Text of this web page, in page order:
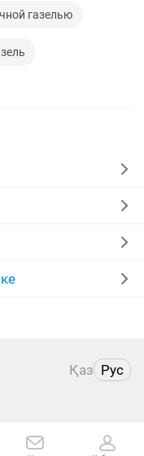
газелью
отдела
Қаз Рус